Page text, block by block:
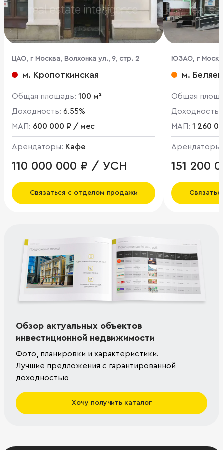
ЦАО, г Москва, Волхонка ул., 9, стр. 2
м. Кропоткинская
Общая площадь: 100 м²
Доходность: 6.55%
МАП: 600 000 ₽ / мес
Арендаторы: Кафе
110 000 000 ₽ / УСН
Связаться с отделом продажи
ЮЗАО, г
104/47
м.
Общая
Доходность:
МАП: 1 260
151 200
Обзор актуальных объектов
инвестиционной недвижимости
Фото, планировки и характеристики.
Лучшие предложения с гарантированной
доходностью
Хочу получить каталог